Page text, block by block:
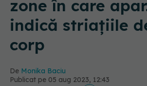
zone în care
indică striațiile
corp
De Monika Baciu
Publicat pe 05 aug 2023, 12:43